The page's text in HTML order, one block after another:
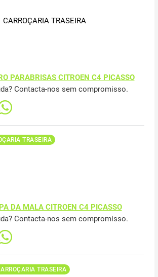
CARROÇARIA TRASEIRA
PARABRISAS CITROEN C4 PICASSO
Contacta-nos sem compromisso.
TRASEIRA
DA MALA CITROEN C4 PICASSO
Contacta-nos sem compromisso.
TRASEIRA